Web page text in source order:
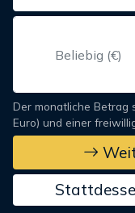
Der monatliche Betrag
Euro) und einer